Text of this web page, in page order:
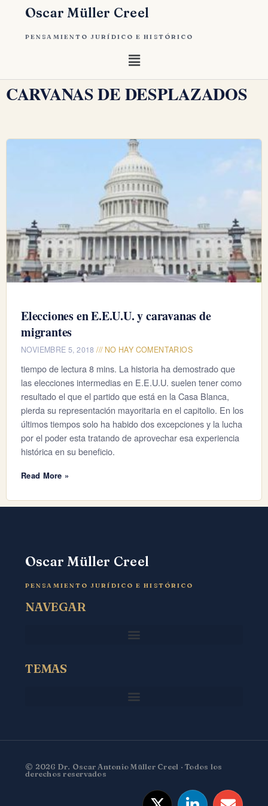
Oscar Müller Creel
PENSAMIENTO JURÍDICO E HISTÓRICO
CARVANAS DE DESPLAZADOS
Elecciones en E.E.U.U. y caravanas de
migrantes
NOVIEMBRE 5, 2018 NO HAY COMENTARIOS
tiempo de lectura 8 mins. La historia ha demostrado que
las elecciones intermedias en E.E.U.U. suelen tener como
resultado el que el partido que está en la Casa Blanca,
pierda su representación mayoritaria en el capitolio. En los
últimos tiempos solo ha habido dos excepciones y la lucha
por el poder esta tratando de aprovechar esa experiencia
histórica en su beneficio.
Read More »
Oscar Müller Creel
PENSAMIENTO JURÍDICO E HISTÓRICO
NAVEGAR
TEMAS
© 2026 Dr. Oscar Antonio Müller Creel · Todos los
derechos reservados